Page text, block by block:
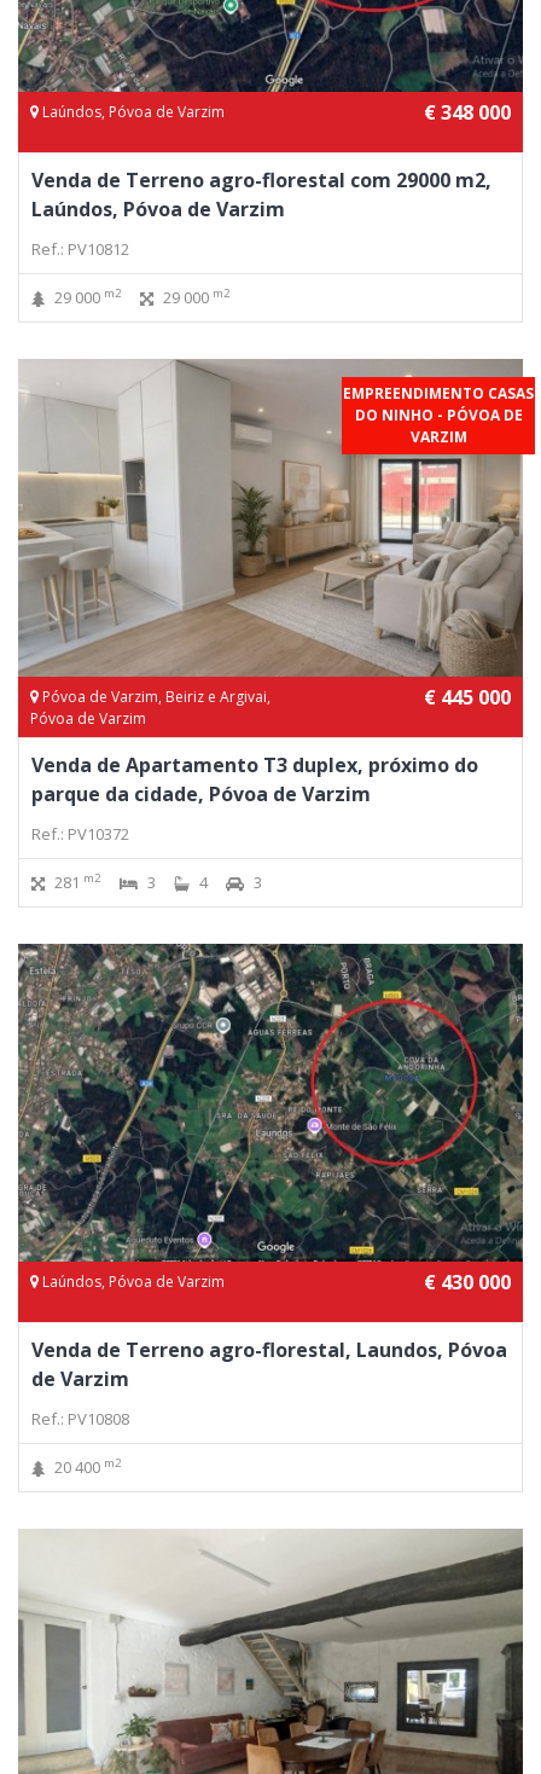
Laúndos, Póvoa de Varzim € 348 000
Venda de Terreno agro-florestal com 29000 m2,
Laúndos, Póvoa de Varzim
Ref.: PV10812
29 000 m2 29 000 m2
EMPREENDIMENTO CASAS
DO NINHO - PÓVOA DE
VARZIM
Póvoa de Varzim, Beiriz e Argivai,
Póvoa de Varzim
€ 445 000
Venda de Apartamento T3 duplex, próximo do
parque da cidade, Póvoa de Varzim
Ref.: PV10372
281 m2 3 4 3
Laúndos, Póvoa de Varzim € 430 000
Venda de Terreno agro-florestal, Laundos, Póvoa
de Varzim
Ref.: PV10808
20 400 m2